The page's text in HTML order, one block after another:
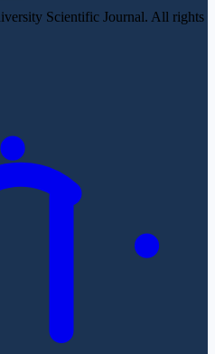
Scientific Journal. All rights